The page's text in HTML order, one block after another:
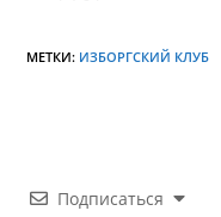
МЕТКИ: ИЗБОРГСКИЙ КЛУБ
Подписаться